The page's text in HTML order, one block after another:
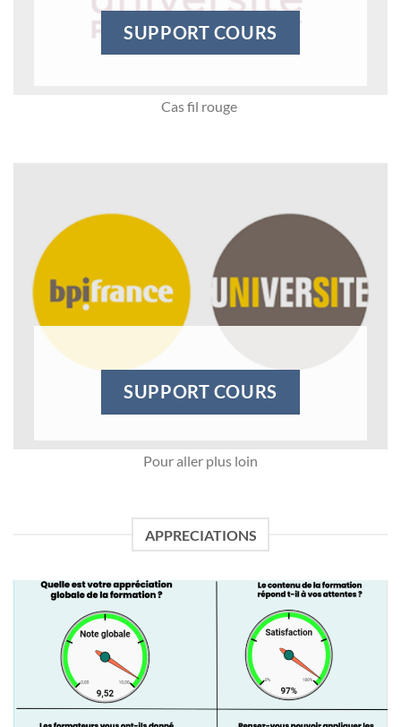
SUPPORT COURS
Cas fil rouge
SUPPORT COURS
Pour aller plus loin
APPRECIATIONS